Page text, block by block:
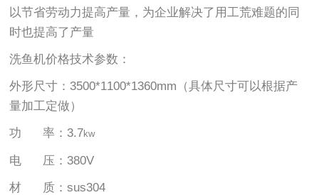
以节省劳动力提高产量，为企业解决了用工荒难题的同
时也提高了产量
洗鱼机价格技术参数：
外形尺寸：3500*1100*1360mm（具体尺寸可以根据产
量加工定做）
功 率：3.7kw
电 压：380V
材 质：sus304